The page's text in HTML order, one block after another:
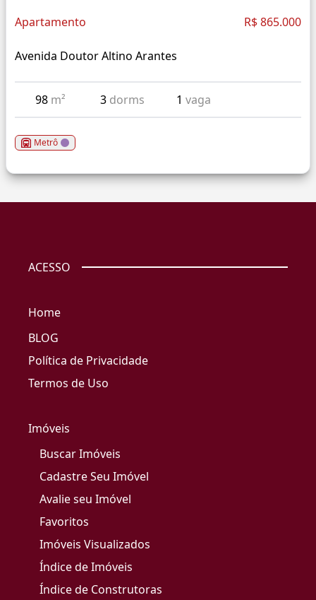
Apartamento R$ 865.000
Avenida Doutor Altino Arantes
98 m² 3 dorms 1vaga
Metrô
ACESSO
Home
BLOG
Política de Privacidade
Termos de Uso
Imóveis
Buscar Imóveis
Cadastre Seu Imóvel
Avalie seu Imóvel
Favoritos
Imóveis Visualizados
Índice de Imóveis
Índice de Construtoras